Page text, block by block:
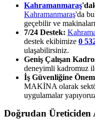
Kahramanmaraş
Kahramanmaraş'da
geçebilir ve
7/24 Destek:
destek ekibimize 0
ulaşabilirsiniz.
Geniş Çalışan
deneyimli kadromuz
İş Güvenliğine
MAKİNA olarak
uygulamalar
Doğrudan Üreticiden